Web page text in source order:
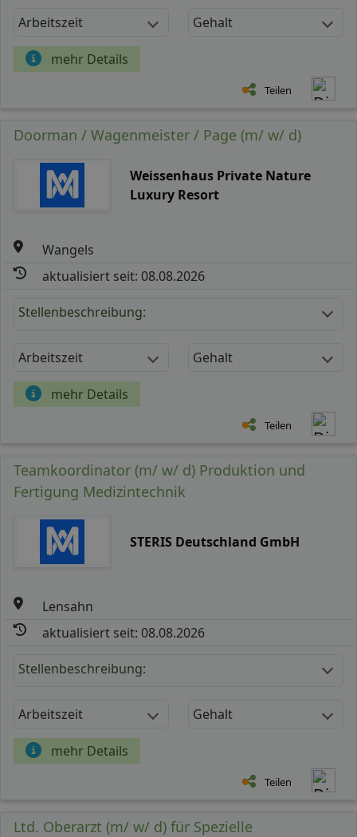
Arbeitszeit Gehalt
mehr Details
Teilen
Doorman / Wagenmeister / Page (m/ w/ d)
Weissenhaus Private Nature
Luxury Resort
Wangels
aktualisiert seit: 08.08.2026
Stellenbeschreibung:
Arbeitszeit Gehalt
mehr Details
Teilen
Teamkoordinator (m/ w/ d) Produktion und
Fertigung Medizintechnik
STERIS Deutschland GmbH
Lensahn
aktualisiert seit: 08.08.2026
Stellenbeschreibung:
Arbeitszeit Gehalt
mehr Details
Teilen
Ltd. Oberarzt (m/ w/ d) für Spezielle